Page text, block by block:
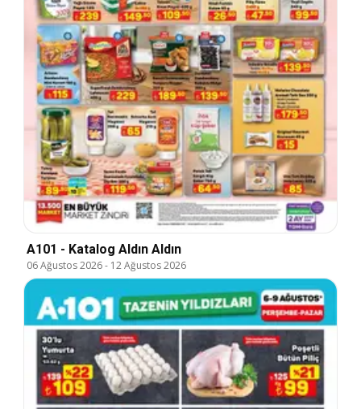
A101 - Katalog Aldın Aldın
06 Ağustos 2026- 12 Ağustos 2026